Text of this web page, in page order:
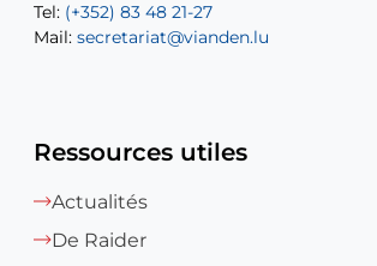
Tel: (+352) 83 48 21-27
Mail: secretariat@vianden.lu
Mail:sofia.carvalho@vianden.lu
Mail: diane.storn@vianden.lu
Ressources utiles
Actualités
De Raider